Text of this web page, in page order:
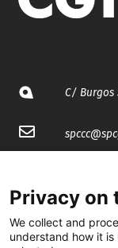
C/ Burgos
spccc@
Privacy on
We collect and
understand how it